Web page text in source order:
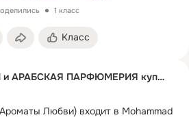
1 класс
Класс
АРАБСКИЕ ДУХИ и АРАБСКАЯ ПАРФЮМЕРИЯ купить
Любви) входит в Mohammad